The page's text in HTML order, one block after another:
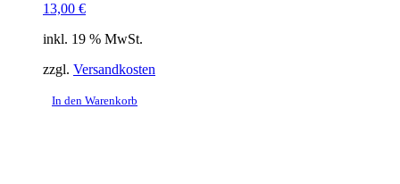
13,00 €
inkl. 19 % MwSt.
zzgl. Versandkosten
In den Warenkorb